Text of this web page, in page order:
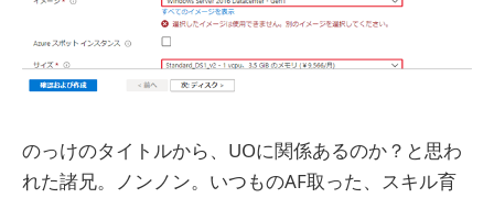
のっけのタイトルから、UOに関係あるのか？と思わ
れた諸兄。ノンノン。いつものAF取った、スキル育